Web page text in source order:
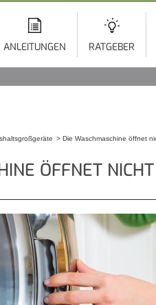
ANLEITUNGEN RATGEBER
Die Waschmaschine öffnet
ÖFFNET